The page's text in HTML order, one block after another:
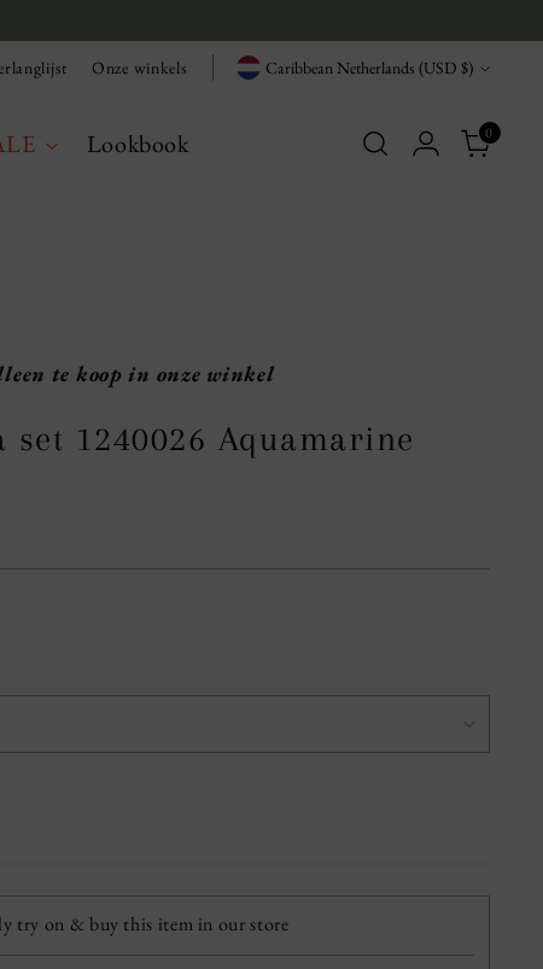
Onze winkels Currency Caribbean Netherlands (USD $)
Lookbook 0
te koop in onze winkel
set 1240026 Aquamarine
try on & buy this item in our store